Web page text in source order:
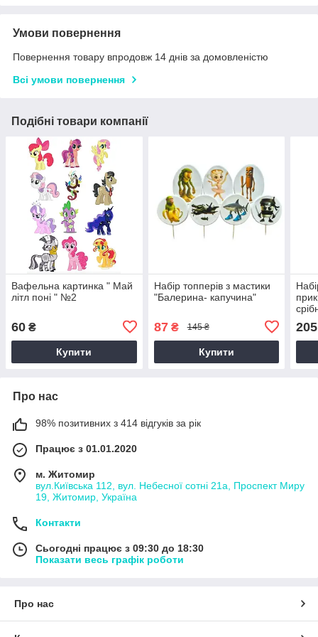
Умови повернення
Повернення товару впродовж 14 днів за домовленістю
Всі умови повернення
Подібні товари компанії
Вафельна картинка " Май
літл поні " №2
60 ₴
Купити
Набір топперів з мастики
"Балерина- капучина"
87₴ 145 ₴
Купити
205
Про нас
98% позитивних з 414 відгуків за рік
Працює з 01.01.2020
м. Житомир
вул.Київська 112, вул. Небесної сотні 21а, Проспект Миру
19, Житомир, Україна
Контакти
Сьогодні працює з 09:30 до 18:30
Показати весь графік роботи
Про нас